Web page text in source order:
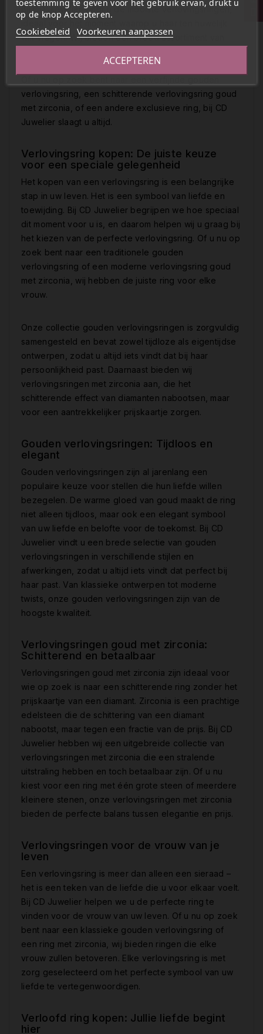
Bij CD Juwelier vindt u de mooiste verlovingsringen,
ideaal voor het moment waarop u haar ten huwelijk
wilt vragen. Wij bieden een breed assortiment van
verlovingsringen tot verfijnde ontwerpen met zirconia.
verlovingsring, een schitterende verlovingsring goud
met zirconia, of een andere exclusieve ring, bij CD
Juwelier slaagt u altijd.
Verlovingsring kopen: De juiste keuze
voor een speciale gelegenheid
Het kopen van een verlovingsring is een belangrijke
stap in uw leven. Het is een symbool van liefde en
toewijding. Bij CD Juwelier begrijpen we hoe speciaal
dit moment voor u is, en daarom helpen wij u graag bij
het kiezen van de perfecte verlovingsring. Of u nu op
zoek bent naar een traditionele gouden
verlovingsring of een moderne verlovingsring goud
met zirconia, wij hebben de juiste ring voor elke
vrouw.
Onze collectie gouden verlovingsringen is zorgvuldig
samengesteld en bevat zowel tijdloze als eigentijdse
ontwerpen, zodat u altijd iets vindt dat bij haar
persoonlijkheid past. Daarnaast bieden wij
verlovingsringen met zirconia aan, die het
schitterende effect van diamanten nabootsen, maar
voor een aantrekkelijker prijskaartje zorgen.
Gouden verlovingsringen: Tijdloos en
elegant
Gouden verlovingsringen zijn al jarenlang een
populaire keuze voor stellen die hun liefde willen
bezegelen. De warme gloed van goud maakt de ring
niet alleen tijdloos, maar ook een elegant symbool
van uw liefde en belofte voor de toekomst. Bij CD
Juwelier vindt u een brede selectie van gouden
verlovingsringen in verschillende stijlen en
afwerkingen, zodat u altijd iets vindt dat perfect bij
haar past. Van klassieke ontwerpen tot moderne
twists, onze gouden verlovingsringen zijn van de
hoogste kwaliteit.
Verlovingsringen goud met zirconia:
Schitterend en betaalbaar
Verlovingsringen goud met zirconia zijn ideaal voor
wie op zoek is naar een schitterende ring zonder het
prijskaartje van een diamant. Zirconia is een prachtige
edelsteen die de schittering van een diamant
nabootst, maar tegen een fractie van de prijs. Bij CD
Juwelier hebben wij een uitgebreide collectie van
verlovingsringen met zirconia die een stralende
uitstraling hebben en toch betaalbaar zijn. Of u nu
kiest voor een ring met één grote steen of meerdere
kleinere stenen, onze verlovingsringen met zirconia
bieden de perfecte balans tussen elegantie en prijs.
Verlovingsringen voor de vrouw van je
leven
Een verlovingsring is meer dan alleen een sieraad –
het is een teken van de liefde die u voor elkaar voelt.
Bij CD Juwelier helpen we u de perfecte ring te
vinden voor de vrouw van uw leven. Of u nu op zoek
bent naar een klassieke gouden verlovingsring of
een ring met zirconia, wij bieden ringen die elke
vrouw zullen betoveren. Elke verlovingsring is met
zorg geselecteerd om het perfecte symbool van uw
liefde te vertegenwoordigen.
Verloofd ring kopen: Jullie liefde begint
hier
op de knop Accepteren.
Cookiebeleid Voorkeuren aanpassen
ACCEPTEREN